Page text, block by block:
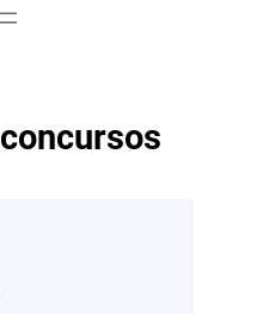
concursos